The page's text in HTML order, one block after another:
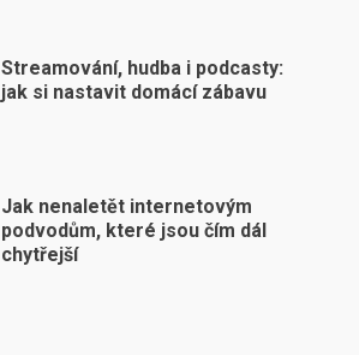
Streamování, hudba i podcasty:
jak si nastavit domácí zábavu
Jak nenaletět internetovým
podvodům, které jsou čím dál
chytřejší